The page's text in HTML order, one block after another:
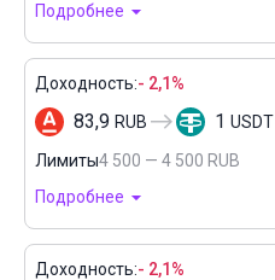
Подробнее
Доходность:- 2,1%
83,9 RUB 1 USDT
Лимиты4 500 — 4 500 RUB
Подробнее
Доходность:- 2,1%